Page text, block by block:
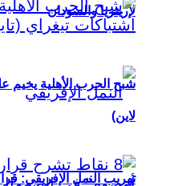
لإريتريا والسودان
تهريب النمل الإفريقي:
شبح الحرب الأهلية يخيم
لاين)